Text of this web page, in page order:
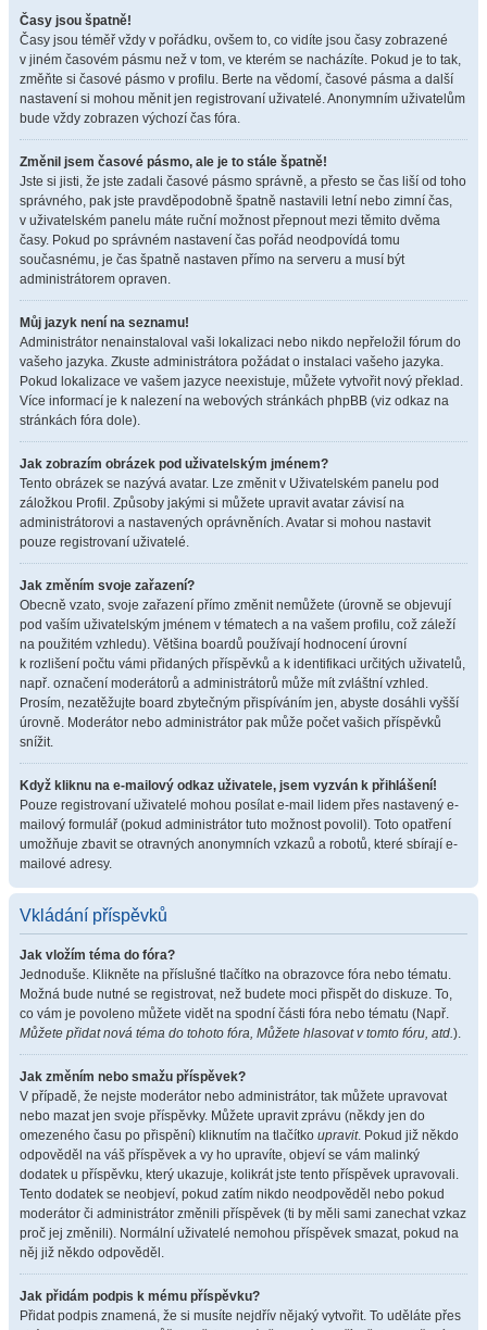
Časy jsou špatně!
Časy jsou téměř vždy v pořádku, ovšem to, co vidíte jsou časy zobrazené
v jiném časovém pásmu než v tom, ve kterém se nacházíte. Pokud je to tak,
změňte si časové pásmo v profilu. Berte na vědomí, časové pásma a další
nastavení si mohou měnit jen registrovaní uživatelé. Anonymním uživatelům
bude vždy zobrazen výchozí čas fóra.
Změnil jsem časové pásmo, ale je to stále špatně!
Jste si jisti, že jste zadali časové pásmo správně, a přesto se čas liší od toho
správného, pak jste pravděpodobně špatně nastavili letní nebo zimní čas,
v uživatelském panelu máte ruční možnost přepnout mezi těmito dvěma
časy. Pokud po správném nastavení čas pořád neodpovídá tomu
současnému, je čas špatně nastaven přímo na serveru a musí být
administrátorem opraven.
Můj jazyk není na seznamu!
Administrátor nenainstaloval vaši lokalizaci nebo nikdo nepřeložil fórum do
vašeho jazyka. Zkuste administrátora požádat o instalaci vašeho jazyka.
Pokud lokalizace ve vašem jazyce neexistuje, můžete vytvořit nový překlad.
Více informací je k nalezení na webových stránkách phpBB (viz odkaz na
stránkách fóra dole).
Jak zobrazím obrázek pod uživatelským jménem?
Tento obrázek se nazývá avatar. Lze změnit v Uživatelském panelu pod
záložkou Profil. Způsoby jakými si můžete upravit avatar závisí na
administrátorovi a nastavených oprávněních. Avatar si mohou nastavit
pouze registrovaní uživatelé.
Jak změním svoje zařazení?
Obecně vzato, svoje zařazení přímo změnit nemůžete (úrovně se objevují
pod vaším uživatelským jménem v tématech a na vašem profilu, což záleží
na použitém vzhledu). Většina boardů používají hodnocení úrovní
k rozlišení počtu vámi přidaných příspěvků a k identifikaci určitých uživatelů,
např. označení moderátorů a administrátorů může mít zvláštní vzhled.
Prosím, nezatěžujte board zbytečným přispíváním jen, abyste dosáhli vyšší
úrovně. Moderátor nebo administrátor pak může počet vašich příspěvků
snížit.
Když kliknu na e-mailový odkaz uživatele, jsem vyzván k přihlášení!
Pouze registrovaní uživatelé mohou posílat e-mail lidem přes nastavený e-
mailový formulář (pokud administrátor tuto možnost povolil). Toto opatření
umožňuje zbavit se otravných anonymních vzkazů a robotů, které sbírají e-
mailové adresy.
Vkládání příspěvků
Jak vložím téma do fóra?
Jednoduše. Klikněte na příslušné tlačítko na obrazovce fóra nebo tématu.
Možná bude nutné se registrovat, než budete moci přispět do diskuze. To,
co vám je povoleno můžete vidět na spodní části fóra nebo tématu (Např.
Můžete přidat nová téma do tohoto fóra, Můžete hlasovat v tomto fóru, atd.).
Jak změním nebo smažu příspěvek?
V případě, že nejste moderátor nebo administrátor, tak můžete upravovat
nebo mazat jen svoje příspěvky. Můžete upravit zprávu (někdy jen do
omezeného času po přispění) kliknutím na tlačítko upravit. Pokud již někdo
odpověděl na váš příspěvek a vy ho upravíte, objeví se vám malinký
dodatek u příspěvku, který ukazuje, kolikrát jste tento příspěvek upravovali.
Tento dodatek se neobjeví, pokud zatím nikdo neodpověděl nebo pokud
moderátor či administrátor změnili příspěvek (ti by měli sami zanechat vzkaz
proč jej změnili). Normální uživatelé nemohou příspěvek smazat, pokud na
něj již někdo odpověděl.
Jak přidám podpis k mému příspěvku?
Přidat podpis znamená, že si musíte nejdřív nějaký vytvořit. To uděláte přes